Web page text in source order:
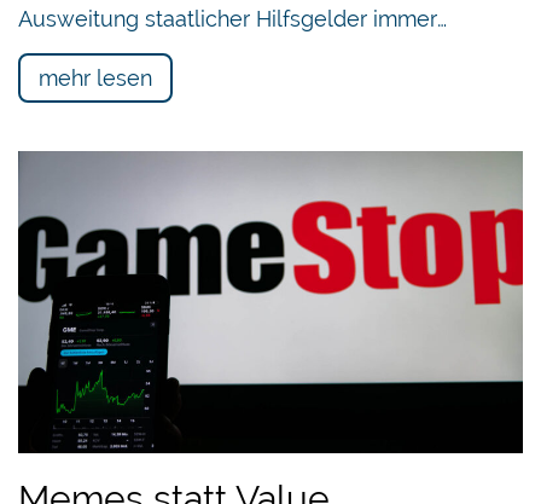
Ausweitung staatlicher Hilfsgelder immer…
mehr lesen